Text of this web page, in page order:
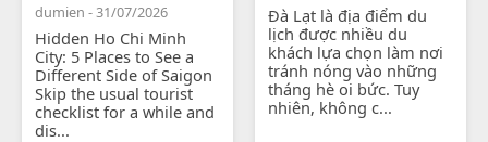
dumien - 31/07/2026
Hidden Ho Chi Minh
City: 5 Places to See a
Different Side of Saigon
Skip the usual tourist
checklist for a while and
dis...
Đà Lạt là địa điểm du
lịch được nhiều du
khách lựa chọn làm nơi
tránh nóng vào những
tháng hè oi bức. Tuy
nhiên, không c...